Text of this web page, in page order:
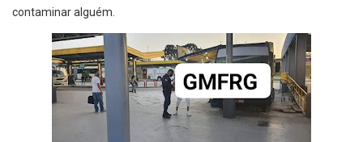
contaminar alguém.